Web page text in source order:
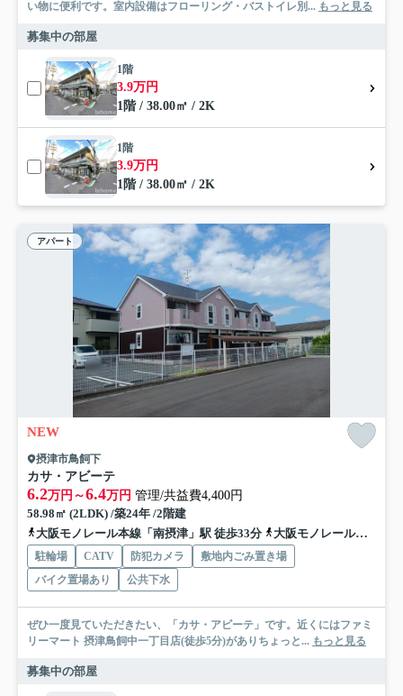
い物に便利です。室内設備はフローリング・バストイレ別... もっと見る
募集中の部屋
1階
3.9万円
1階 / 38.00㎡ / 2K
1階
3.9万円
1階 / 38.00㎡ / 2K
アパート
NEW
摂津市鳥飼下
カサ・アビーテ
6.2万円～6.4万円 管理/共益費4,400円
58.98㎡ (2LDK) /築24年 /2階建
大阪モノレール本線「南摂津」駅 徒歩33分
大阪モノレール本線「摂津」駅 徒歩43分
駐輪場 CATV 防犯カメラ
敷地内ごみ置き場
バイク置場あり
公共下水
ぜひ一度見ていただきたい、「カサ・アビーテ」です。近くにはファミ
リーマート 摂津鳥飼中一丁目店(徒歩5分)がありちょっと... もっと見る
募集中の部屋